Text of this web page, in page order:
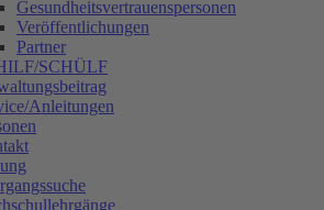
Gesundheitsvertrauenspersonen
Veröffentlichungen
Partner
SCHÜLF
Anleitungen